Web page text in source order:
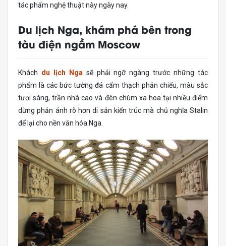
tác phẩm nghệ thuật này ngày nay.
Du lịch Nga, khám phá bên trong
tàu điện ngầm Moscow
Khách du lịch Nga sẽ phải ngỡ ngàng trước những tác
phẩm là các bức tường đá cẩm thạch phản chiếu, màu sắc
tươi sáng, trần nhà cao và đèn chùm xa hoa tại nhiều điểm
dừng phản ánh rõ hơn di sản kiến ​​trúc mà chủ nghĩa Stalin
để lại cho nền văn hóa Nga.